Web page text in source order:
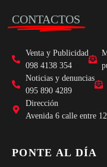
CONTACTOS
Venta y Publicidad
098 4138 354
Noticias y denuncias
095 890 4289
Dirección
Avenida 6 calle entre
PONTE AL DÍA